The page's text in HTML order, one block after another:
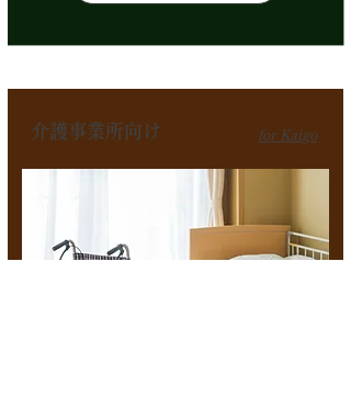
介護事業所向け for Kaigo